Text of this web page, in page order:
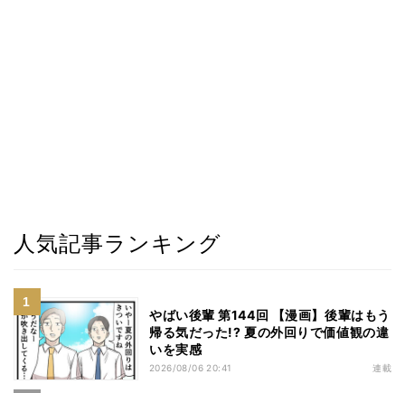
人気記事ランキング
やばい後輩 第144回 【漫画】後輩はもう
帰る気だった!? 夏の外回りで価値観の違
いを実感
2026/08/06 20:41 連載